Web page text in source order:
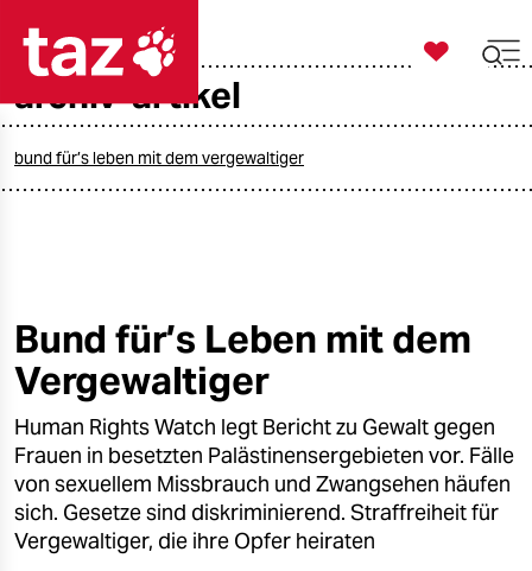
taz zahl ich
öko
gesellschaft
kultur
sport
berlin

taz zahl ich
archiv-artikel
bund für’s leben mit dem vergewaltiger
Bund für’s Leben mit dem
Vergewaltiger
Human Rights Watch legt Bericht zu Gewalt gegen
Frauen in besetzten Palästinensergebieten vor. Fälle
von sexuellem Missbrauch und Zwangsehen häufen
sich. Gesetze sind diskriminierend. Straffreiheit für
Vergewaltiger, die ihre Opfer heiraten